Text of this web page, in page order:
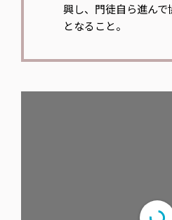
興し、門徒自ら進ん
となること。